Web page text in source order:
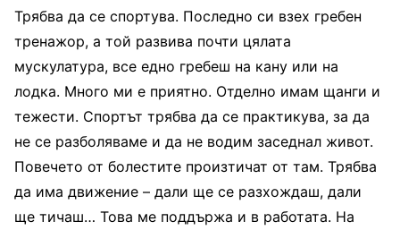
Трябва да се спортува. Последно си взех гребен
тренажор, а той развива почти цялата
мускулатура, все едно гребеш на кану или на
лодка. Много ми е приятно. Отделно имам щанги и
тежести. Спортът трябва да се практикува, за да
не се разболяваме и да не водим заседнал живот.
Повечето от болестите произтичат от там. Трябва
да има движение – дали ще се разхождаш, дали
ще тичаш… Това ме поддържа и в работата. На